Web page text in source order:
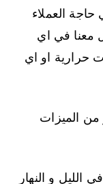
حاجة العملاء
معنا في اي
حرارية او اي
من الميزات
الليل و النهار